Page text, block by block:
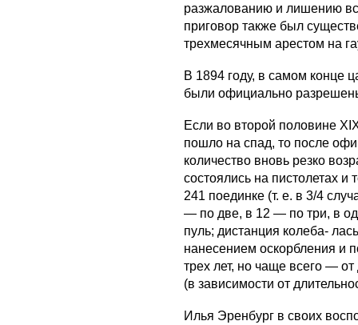
разжалованию и лишению
приговор также был
трехмесячным арестом на
В 1894 году, в самом конце
были официально
Если во второй половине
пошло на спад, то после
количество вновь резко
состоялись на пистолетах
241 поединке (т. е. в 3/4
— по две, в 12 — по три, в
пуль; дистанция колеба-
нанесением оскорбления и
трех лет, но чаще всего —
(в зависимости от
Илья Эренбург в своих